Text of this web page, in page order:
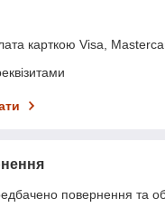
карткою Visa,
повернення та